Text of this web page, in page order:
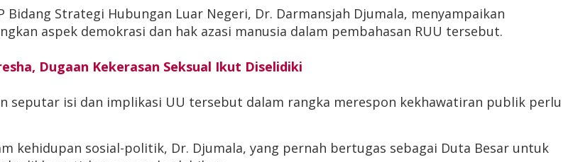
Strategi Hubungan Luar Negeri, Dr. Darmansjah Djumala, menyampaikan
aspek demokrasi dan hak azasi manusia dalam pembahasan RUU tersebut.
Dugaan Kekerasan Seksual Ikut Diselidiki
seputar isi dan implikasi UU tersebut dalam rangka merespon kekhawatiran publik perlu
kehidupan sosial-politik, Dr. Djumala, yang pernah bertugas sebagai Duta Besar untuk